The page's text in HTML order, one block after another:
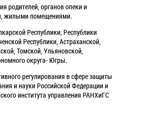
родителей, органов опеки и
жилыми помещениями.
Республики, Республики
Республики, Астраханской,
Томской, Ульяновской,
округа- Югры.
регулирования в сфере защиты
и науки Российской Федерации и
института управления РАНХиГС